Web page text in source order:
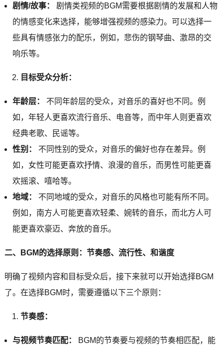
剧情/故事：
剧情类视频的BGM需要根据剧情的发展和人物
的情感变化来选择，能够增强视频的感染力。可以选择一
些具有情感张力的配乐，例如，悲伤的钢琴曲、激昂的交
响乐等。
目标受众分析：
年龄层：
不同年龄层的受众，对音乐的喜好也不同。例
如，年轻人更喜欢流行音乐、电音等，而中年人则更喜欢
经典老歌、民谣等。
性别：
不同性别的受众，对音乐的偏好也存在差异。例
如，女性可能更喜欢抒情、浪漫的音乐，而男性可能更喜
欢摇滚、嘻哈等。
地域：
不同地域的受众，对音乐的风格也可能有所不同。
例如，南方人可能更喜欢轻柔、婉转的音乐，而北方人可
能更喜欢豪迈、奔放的音乐。
二、BGM的选择原则：节奏感、流行性、和谐度
明确了视频内容和目标受众后，接下来就可以开始选择BGM
了。在选择BGM时，需要遵循以下三个原则：
节奏感：
与视频节奏匹配：
BGM的节奏要与视频的节奏相匹配，能